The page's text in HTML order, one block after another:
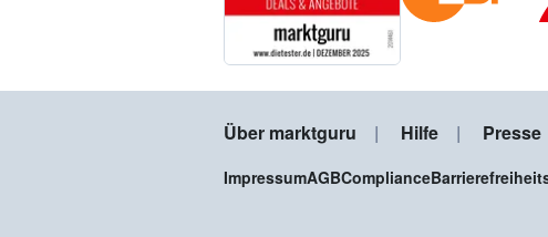
Über marktguru Hilfe Presse
ImpressumAGBCompliance